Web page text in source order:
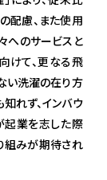
配慮、また使用
へのサービスと
けて、更なる飛
い洗濯の在り方
れず、インバウ
起業を志した際
組みが期待され